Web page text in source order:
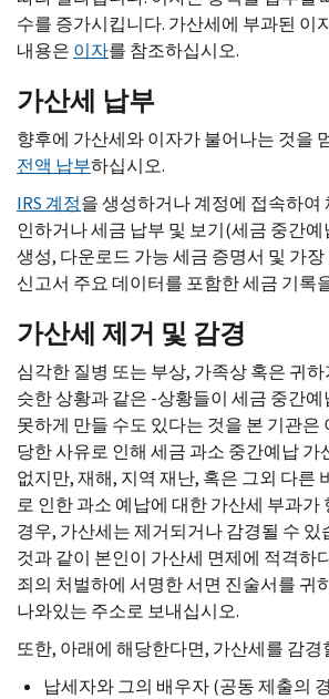
수를 증가시킵니다. 가산세에 부과된 이
내용은 이자를 참조하십시오.
가산세 납부
향후에 가산세와 이자가 불어나는 것을
전액 납부하십시오.
IRS계정을 생성하거나 계정에 접속하여
인하거나 세금 납부 및 보기(세금 중간예
생성, 다운로드 가능 세금 증명서 및 가
신고서 주요 데이터를 포함한 세금 기록
가산세 제거 및 감경
심각한 질병 또는 부상, 가족상 혹은 귀
슷한 상황과 같은 -상황들이 세금 중간
못하게 만들 수도 있다는 것을 본 기관은
당한 사유로 인해 세금 과소 중간예납 가
없지만, 재해, 지역 재난, 혹은 그외 다른
로 인한 과소 예납에 대한 가산세 부과가
경우, 가산세는 제거되거나 감경될 수 있
것과 같이 본인이 가산세 면제에 적격하
죄의 처벌하에 서명한 서면 진술서를 귀
나와있는 주소로 보내십시오.
또한, 아래에 해당한다면, 가산세를 감경
납세자와 그의 배우자 (공동 제출의